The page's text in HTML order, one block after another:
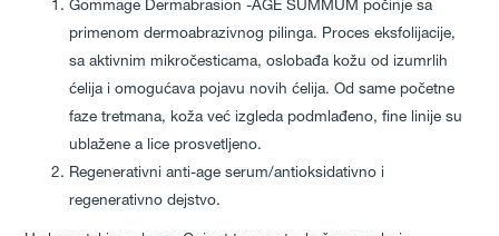
Gommage Dermabrasion -AGE SUMMUM počinje sa
primenom dermoabrazivnog pilinga. Proces eksfolijacije,
sa aktivnim mikročesticama, oslobađa kožu od izumrlih
ćelija i omogućava pojavu novih ćelija. Od same početne
faze tretmana, koža već izgleda podmlađeno, fine linije su
ublažene a lice prosvetljeno.
Regenerativni anti-age serum/antioksidativno i
regenerativno dejstvo.